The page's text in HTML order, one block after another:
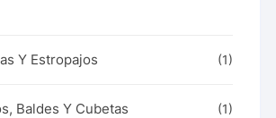
Y Estropajos (1)
Baldes Y Cubetas (1)